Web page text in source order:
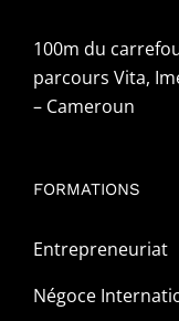
100m du
parcours Vita,
– Cameroun
FORMATIONS
Entrepreneuriat
Négoce